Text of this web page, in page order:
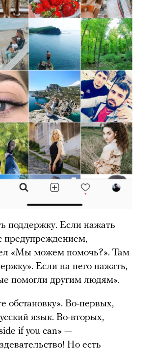
поддержку. Если нажать
предупреждением,
«Мы можем помочь?». Там
Если на него нажать,
помогли другим людям».
обстановку». Во-первых,
язык. Во-вторых,
if you can» —
Но есть